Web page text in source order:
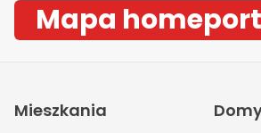
Mapa
Mieszkania